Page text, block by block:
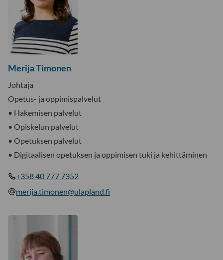
Merija Timonen
Johtaja
Opetus- ja oppimispalvelut
• Hakemisen palvelut
• Opiskelun palvelut
• Opetuksen palvelut
• Digitaalisen opetuksen ja oppimisen tuki ja kehittäminen
+358 40 777 7352
merija.timonen@ulapland.fi